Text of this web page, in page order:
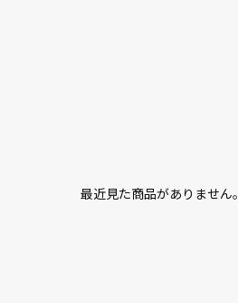
最近見た商品がありません。